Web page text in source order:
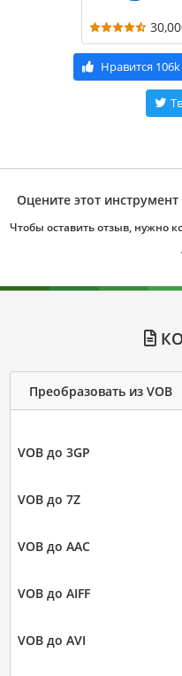
Нравится 106k
Оцените этот инструмент
Чтобы оставить отзыв, нужно
Преобразовать из VOB
VOB до 3GP
VOB до 7Z
VOB до AAC
VOB до AIFF
VOB до AVI